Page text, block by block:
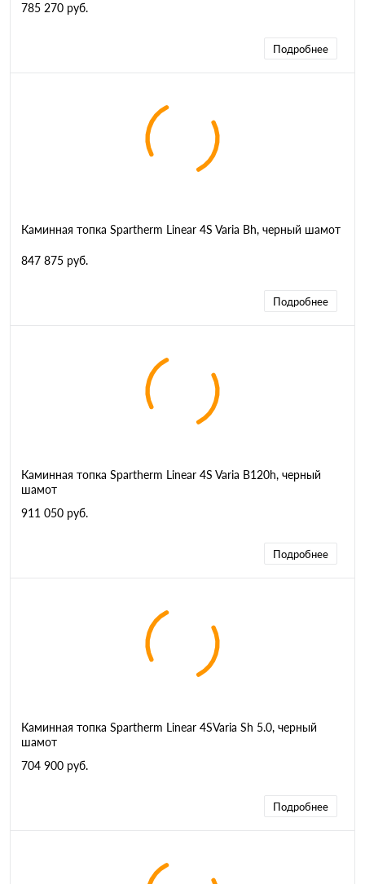
785 270 руб.
Подробнее
Каминная топка Spartherm Linear 4S Varia Bh, черный шамот
847 875 руб.
Подробнее
Каминная топка Spartherm Linear 4S Varia B120h, черный
шамот
911 050 руб.
Подробнее
Каминная топка Spartherm Linear 4SVaria Sh 5.0, черный
шамот
704 900 руб.
Подробнее